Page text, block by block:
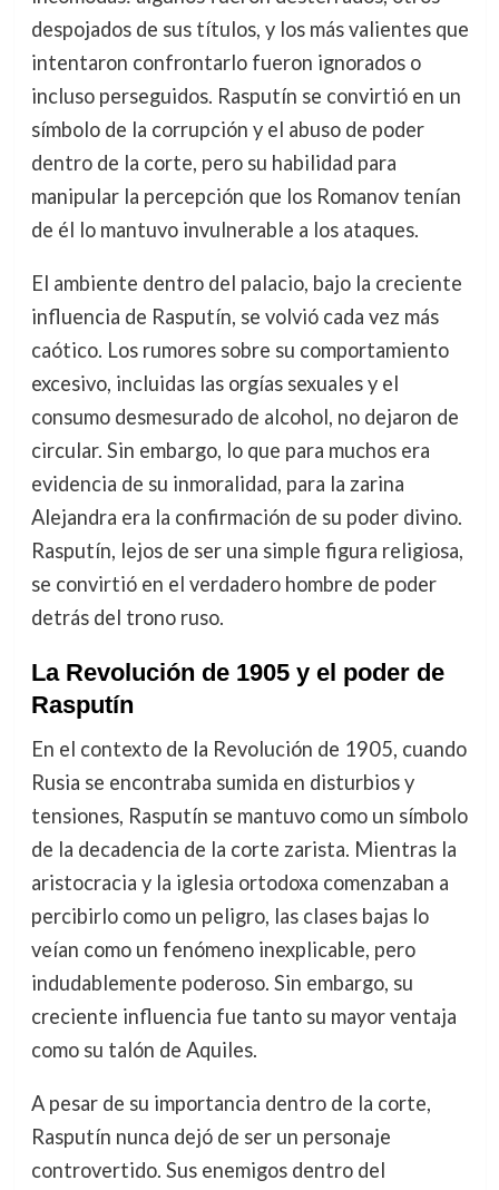
despojados de sus títulos, y los más valientes que
intentaron confrontarlo fueron ignorados o
incluso perseguidos. Rasputín se convirtió en un
símbolo de la corrupción y el abuso de poder
dentro de la corte, pero su habilidad para
manipular la percepción que los Romanov tenían
de él lo mantuvo invulnerable a los ataques.
El ambiente dentro del palacio, bajo la creciente
influencia de Rasputín, se volvió cada vez más
caótico. Los rumores sobre su comportamiento
excesivo, incluidas las orgías sexuales y el
consumo desmesurado de alcohol, no dejaron de
circular. Sin embargo, lo que para muchos era
evidencia de su inmoralidad, para la zarina
Alejandra era la confirmación de su poder divino.
Rasputín, lejos de ser una simple figura religiosa,
se convirtió en el verdadero hombre de poder
detrás del trono ruso.
La Revolución de 1905 y el poder de
Rasputín
En el contexto de la Revolución de 1905, cuando
Rusia se encontraba sumida en disturbios y
tensiones, Rasputín se mantuvo como un símbolo
de la decadencia de la corte zarista. Mientras la
aristocracia y la iglesia ortodoxa comenzaban a
percibirlo como un peligro, las clases bajas lo
veían como un fenómeno inexplicable, pero
indudablemente poderoso. Sin embargo, su
creciente influencia fue tanto su mayor ventaja
como su talón de Aquiles.
A pesar de su importancia dentro de la corte,
Rasputín nunca dejó de ser un personaje
controvertido. Sus enemigos dentro del